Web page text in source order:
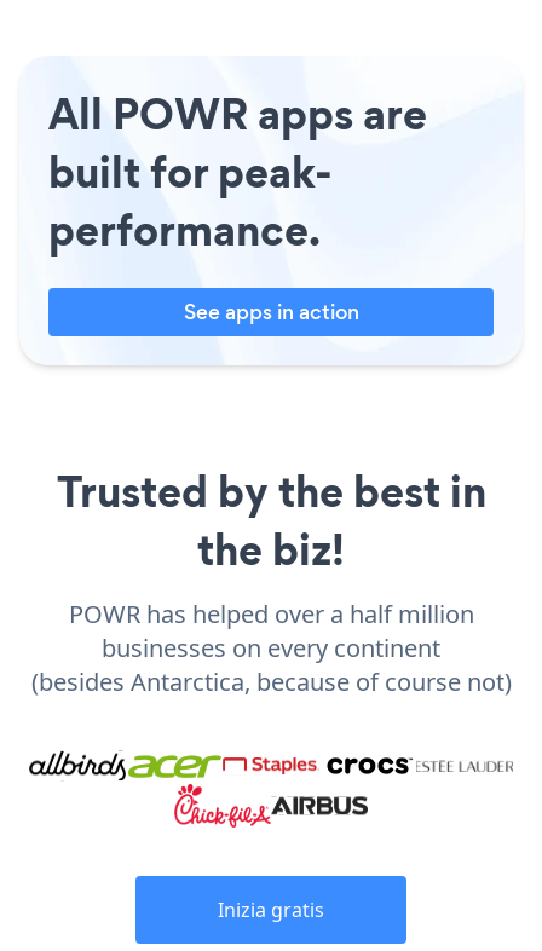
All POWR apps are
built for peak-
performance.
See apps in action
Trusted by the best in
the biz!
POWR has helped over a half million
businesses on every continent
(besides Antarctica, because of course not)
Inizia gratis